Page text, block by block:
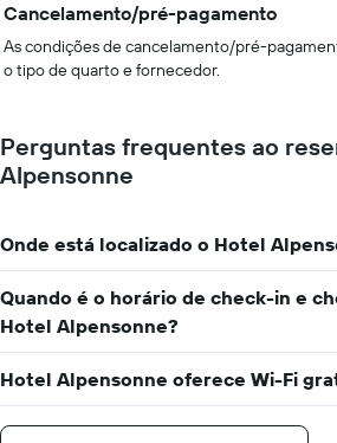
Cancelamento/pré-pagamento
As condições de cancelamento/pré-
o tipo de quarto e fornecedor.
Perguntas frequentes ao
Alpensonne
Onde está localizado o Hotel
Quando é o horário de check-in e
Hotel Alpensonne?
Hotel Alpensonne oferece Wi-Fi